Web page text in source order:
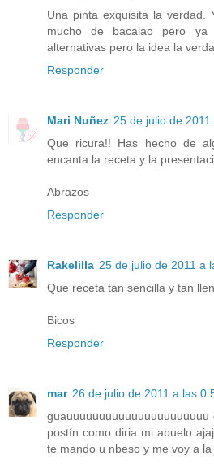
Una pinta exquisita la
mucho de bacalao pero
alternativas pero la idea la
Responder
Mari Nuñez 25 de julio de
Que ricura!! Has hecho de
encanta la receta y la
Abrazos
Responder
Rakelilla 25 de julio de 2011 a
Que receta tan sencilla y tan
Bicos
Responder
mar 26 de julio de 2011 a las
postín como diria mi abuelo
te mando u nbeso y me voy a